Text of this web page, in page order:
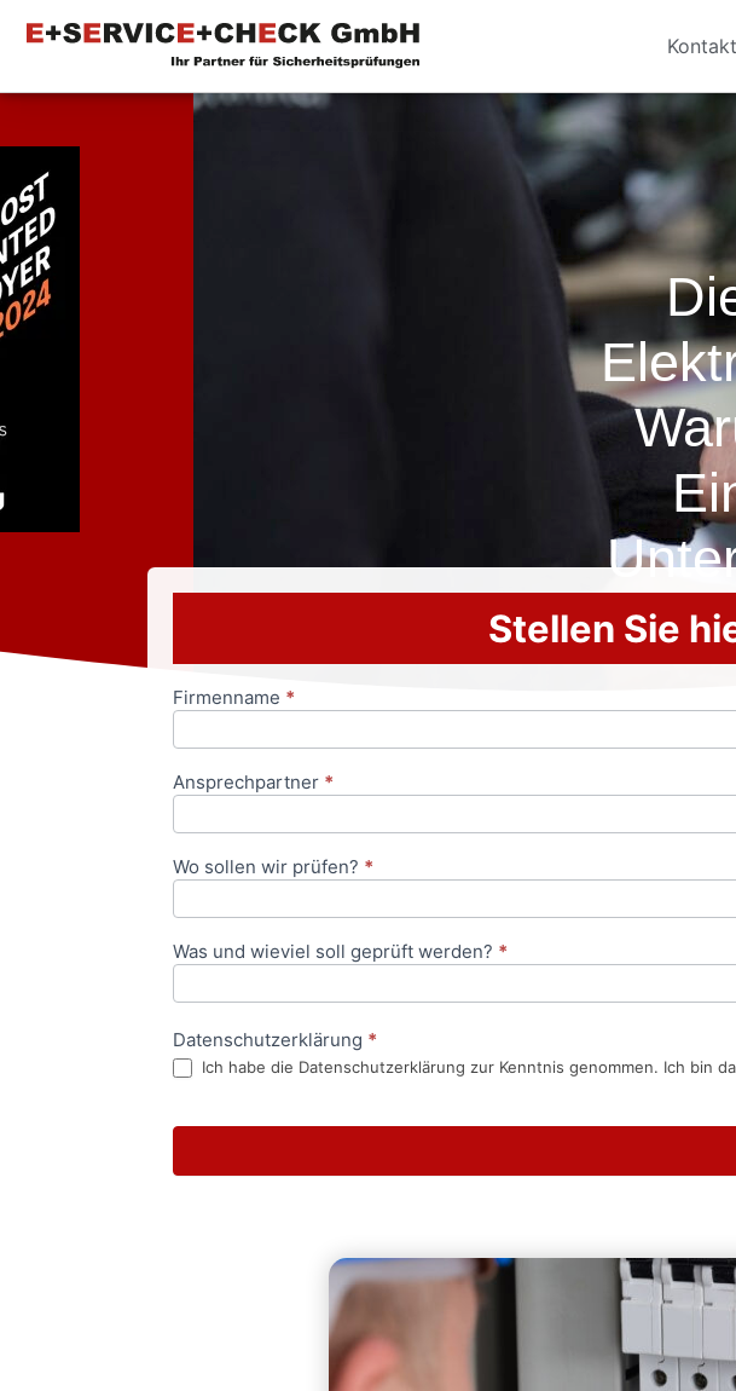
Kontakt
Stellen Sie
Anfrageformular
Firmenname *
Ansprechpartner *
Wo sollen wir prüfen? *
Was und wieviel soll geprüft werden? *
Datenschutzerklärung *
Ich habe die Datenschutzerklärung zur Kenntnis genommen. Ich bin